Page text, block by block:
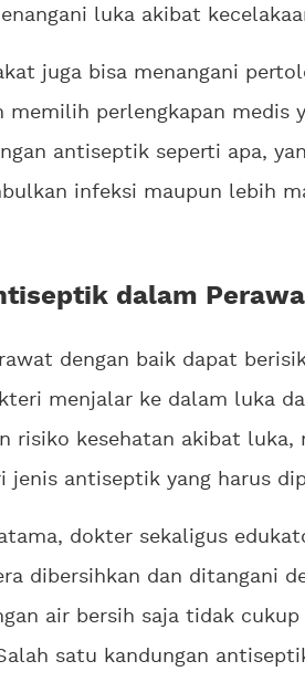
luka akibat
juga bisa menangani
memilih perlengkapan medis
antiseptik seperti apa,
infeksi maupun lebih
dalam
dengan baik dapat
menjalar ke dalam luka
risiko kesehatan akibat luka,
jenis antiseptik yang harus
dokter sekaligus
dibersihkan dan ditangani
air bersih saja tidak
satu kandungan